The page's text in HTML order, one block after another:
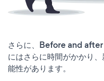
さらに、Before and
にはさらに時間がかかり
能性があります。